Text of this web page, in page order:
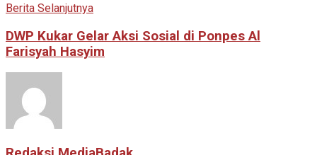
Berita Selanjutnya
DWP Kukar Gelar Aksi Sosial di Ponpes Al
Farisyah Hasyim